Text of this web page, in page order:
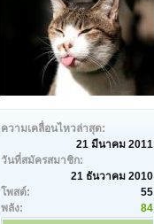
ความเคลื่อนไหวล่าสุด:
21 มีนาคม 2011
วันที่สมัครสมาชิก:
21 ธันวาคม 2010
โพสต์:
55
พลัง:
84